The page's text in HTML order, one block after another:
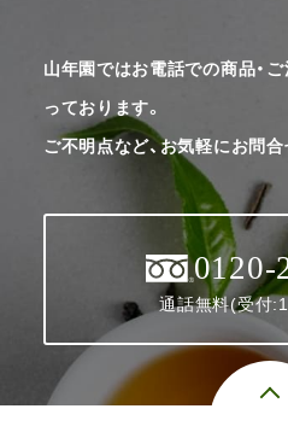
山年園ではお電話での商品・
っております。
ご不明点など、お気軽にお問
0120-
通話無料(受付